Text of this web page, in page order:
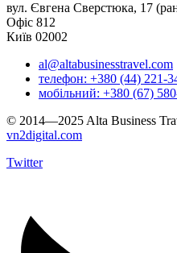
вул. Євгена Сверстюка, 17
Офіс 812
Київ 02002
al@altabusinesstravel.com
телефон: +380 (44) 221-
мобільний: +380 (67)
© 2014—2025 Alta Business
vn2digital.com
Twitter